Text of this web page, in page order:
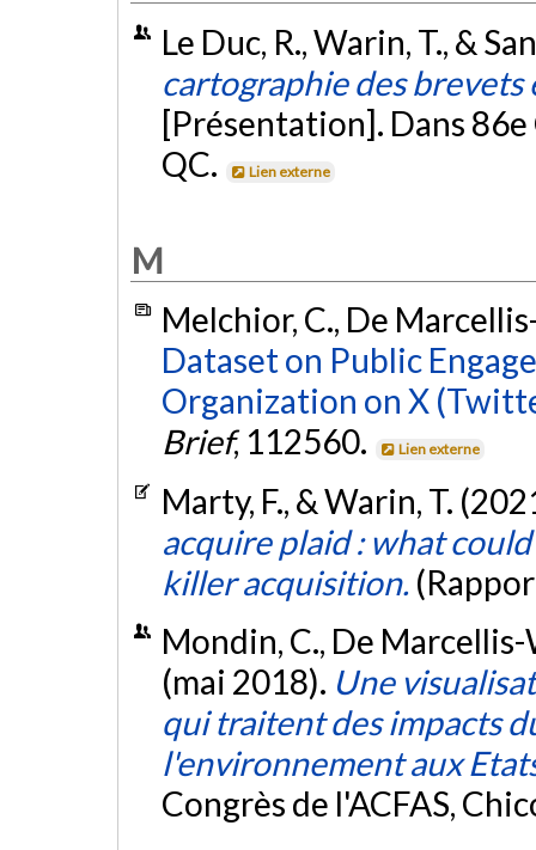
Le Duc, R., Warin, T., &
cartographie des
[Présentation]. Dans
QC.
Lien externe
M
Melchior, C., De
Dataset on Public
Organization on X
Brief, 112560. Lien externe
Marty, F., & Warin, T.
acquire plaid : what
killer acquisition.
Mondin, C., De Marcellis-
(mai 2018). Une
qui traitent des impacts
l'environnement aux
Congrès de l'ACFAS,